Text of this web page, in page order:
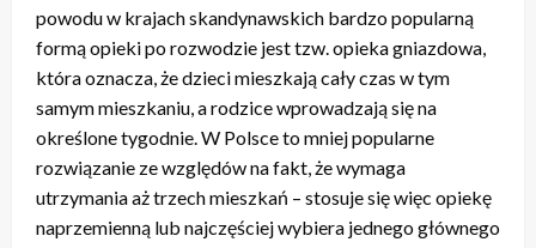
powodu w krajach skandynawskich bardzo popularną
formą opieki po rozwodzie jest tzw. opieka gniazdowa,
która oznacza, że dzieci mieszkają cały czas w tym
samym mieszkaniu, a rodzice wprowadzają się na
określone tygodnie. W Polsce to mniej popularne
rozwiązanie ze względów na fakt, że wymaga
utrzymania aż trzech mieszkań – stosuje się więc opiekę
naprzemienną lub najczęściej wybiera jednego głównego